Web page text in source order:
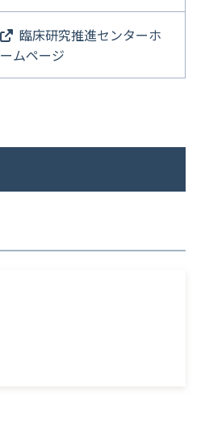
臨床研究推進センターホ
ームページ